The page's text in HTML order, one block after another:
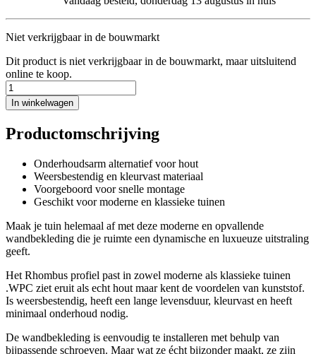
Niet verkrijgbaar in de bouwmarkt
Dit product is niet verkrijgbaar in de bouwmarkt, maar uitsluitend
online te koop.
In winkelwagen
Productomschrijving
Onderhoudsarm alternatief voor hout
Weersbestendig en kleurvast materiaal
Voorgeboord voor snelle montage
Geschikt voor moderne en klassieke tuinen
Maak je tuin helemaal af met deze moderne en opvallende
wandbekleding die je ruimte een dynamische en luxueuze uitstraling
geeft.
Het Rhombus profiel past in zowel moderne als klassieke tuinen
.WPC ziet eruit als echt hout maar kent de voordelen van kunststof.
Is weersbestendig, heeft een lange levensduur, kleurvast en heeft
minimaal onderhoud nodig.
De wandbekleding is eenvoudig te installeren met behulp van
bijpassende schroeven. Maar wat ze écht bijzonder maakt, ze zijn